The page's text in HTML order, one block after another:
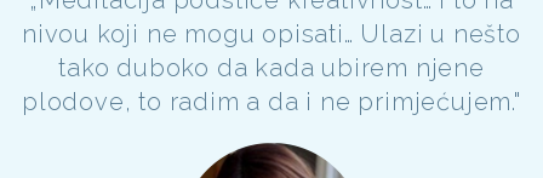
nivou koji ne mogu opisati… Ulazi u nešto
tako duboko da kada ubirem njene
plodove, to radim a da i ne primjećujem."